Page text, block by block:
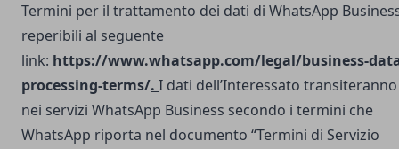
Termini per il trattamento dei dati di WhatsApp
reperibili al seguente
link: https://www.whatsapp.com/legal/business-
processing-terms/. I dati dell’Interessato transiteranno
nei servizi WhatsApp Business secondo i termini che
WhatsApp riporta nel documento “Termini di Servizio